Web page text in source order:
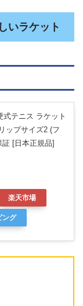
いラケット
式テニス ラケット
ップサイズ2 (フ
証 [日本正規品]
楽天市場
ング